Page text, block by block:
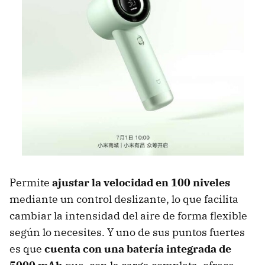
Permite ajustar la velocidad en 100 niveles
mediante un control deslizante, lo que facilita
cambiar la intensidad del aire de forma flexible
según lo necesites. Y uno de sus puntos fuertes
es que cuenta con una batería integrada de